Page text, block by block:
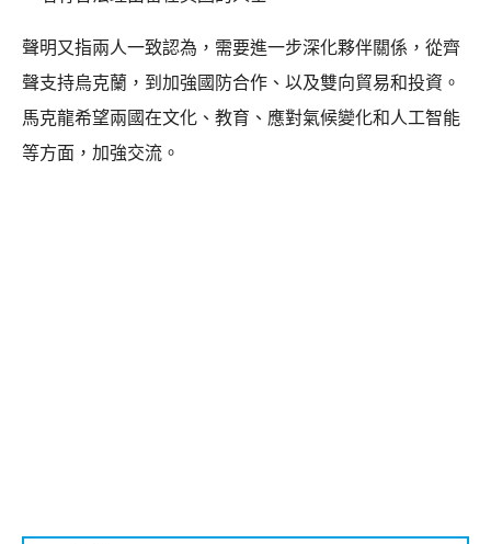
聲明又指兩人一致認為，需要進一步深化夥伴關係，從齊
聲支持烏克蘭，到加強國防合作、以及雙向貿易和投資。
馬克龍希望兩國在文化、教育、應對氣候變化和人工智能
等方面，加強交流。